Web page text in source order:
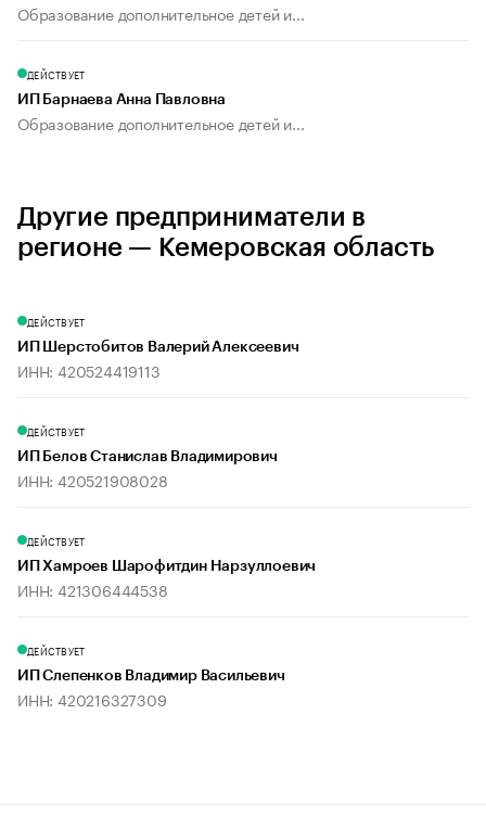
Образование дополнительное детей и...
ДЕЙСТВУЕТ
ИП Барнаева Анна Павловна
Образование дополнительное детей и...
Другие предприниматели в
регионе — Кемеровская область
ДЕЙСТВУЕТ
ИП Шерстобитов Валерий Алексеевич
ИНН: 420524419113
ДЕЙСТВУЕТ
ИП Белов Станислав Владимирович
ИНН: 420521908028
ДЕЙСТВУЕТ
ИП Хамроев Шарофитдин Нарзуллоевич
ИНН: 421306444538
ДЕЙСТВУЕТ
ИП Слепенков Владимир Васильевич
ИНН: 420216327309